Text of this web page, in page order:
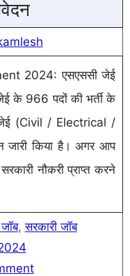
2024: एसएससी जेई
के 966 पदों की भर्ती के
जेई (Civil / Electrical /
जारी किया है। अगर आप
नौकरी प्राप्त करने
,सरकारी जॉब